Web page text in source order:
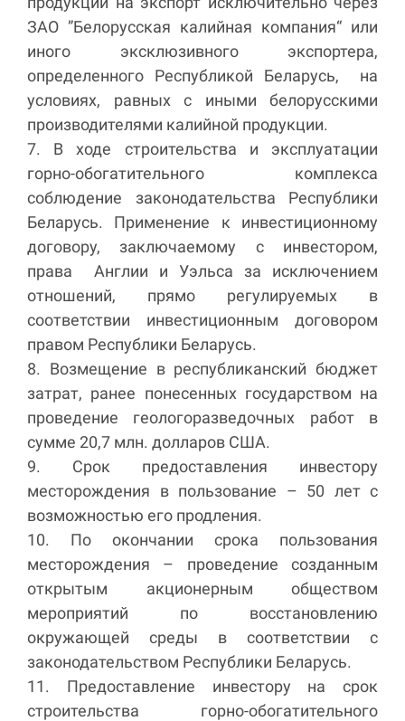
ЗАО ”Белорусская калийная компания“ или
иного эксклюзивного экспортера,
определенного Республикой Беларусь, на
условиях, равных с иными белорусскими
производителями калийной продукции.
7. В ходе строительства и эксплуатации
горно-обогатительного комплекса
соблюдение законодательства Республики
Беларусь. Применение к инвестиционному
договору, заключаемому с инвестором,
права Англии и Уэльса за исключением
отношений, прямо регулируемых в
соответствии инвестиционным договором
правом Республики Беларусь.
8. Возмещение в республиканский бюджет
затрат, ранее понесенных государством на
проведение геологоразведочных работ в
сумме 20,7 млн. долларов США.
9. Срок предоставления инвестору
месторождения в пользование – 50 лет с
возможностью его продления.
10. По окончании срока пользования
месторождения – проведение созданным
открытым акционерным обществом
мероприятий по восстановлению
окружающей среды в соответствии с
законодательством Республики Беларусь.
11. Предоставление инвестору на срок
строительства горно-обогатительного